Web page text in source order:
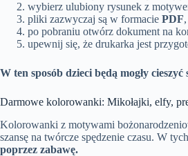
wybierz ulubiony rysunek z
pliki zazwyczaj są w formacie PDF
po pobraniu otwórz dokument na
upewnij się, że drukarka jest
W ten sposób dzieci będą mogły
Darmowe kolorowanki: Mikołajki, elfy,
Kolorowanki z motywami
szansę na twórcze spędzenie czasu. W
poprzez zabawę.